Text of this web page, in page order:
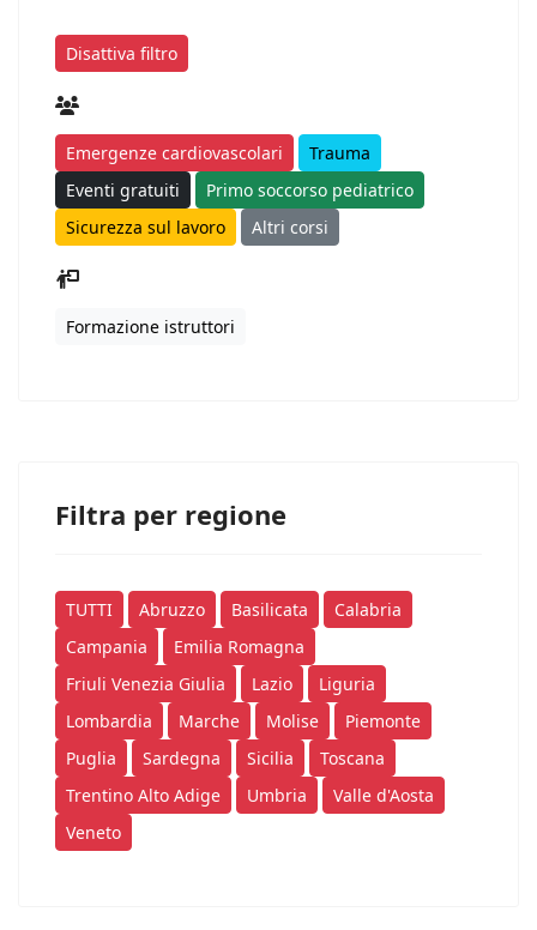
Disattiva filtro
Emergenze cardiovascolari
Trauma
Eventi gratuiti
Primo soccorso pediatrico
Sicurezza sul lavoro
Altri corsi
Formazione istruttori
Filtra per regione
TUTTI Abruzzo Basilicata
Calabria
Campania
Emilia Romagna
Friuli Venezia Giulia
Lazio
Liguria
Lombardia
Marche Molise
Piemonte
Puglia
Sardegna Sicilia
Toscana
Trentino Alto Adige
Umbria
Valle d'Aosta
Veneto